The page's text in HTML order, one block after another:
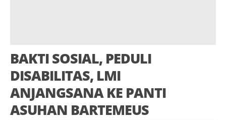
BAKTI SOSIAL, PEDULI
DISABILITAS, LMI
ANJANGSANA KE PANTI
ASUHAN BARTEMEUS